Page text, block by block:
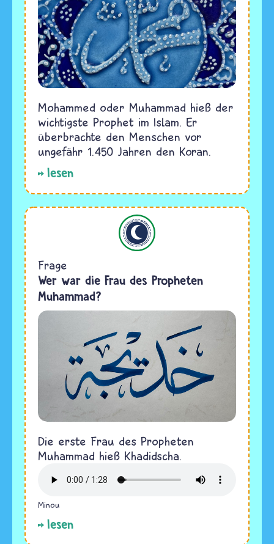
Mohammed oder Muhammad hieß der
wichtigste Prophet im Islam. Er
überbrachte den Menschen vor
ungefähr 1.450 Jahren den Koran.
lesen
Frage
Wer war die Frau des Propheten
Muhammad?
Die erste Frau des Propheten
Muhammad hieß Khadidscha.
Minou
lesen